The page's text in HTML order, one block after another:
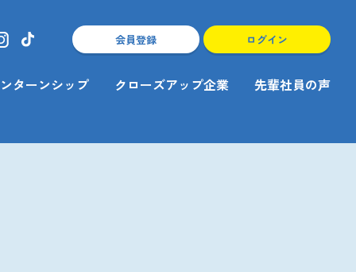
ターンシップ クローズアップ企業 先輩社員の声
会員登録 ログイン